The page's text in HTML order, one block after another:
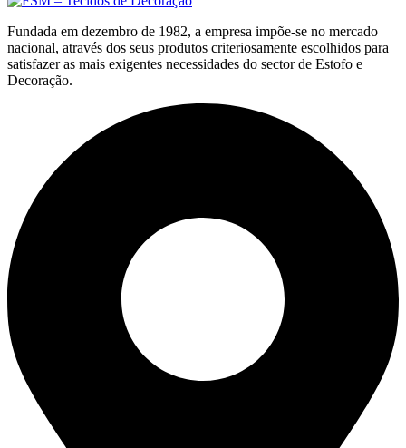
Fundada em dezembro de 1982, a empresa impõe-se no mercado
nacional, através dos seus produtos criteriosamente escolhidos para
satisfazer as mais exigentes necessidades do sector de Estofo e
Decoração.